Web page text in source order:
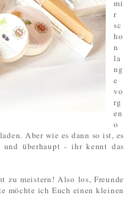
mi
r
sc
ho
n
la
ng
e
vo
rg
en
o
Aber wie es dann so ist, es
überhaupt - ihr kennt das
zu meistern! Also los, Freunde
möchte ich Euch einen kleinen